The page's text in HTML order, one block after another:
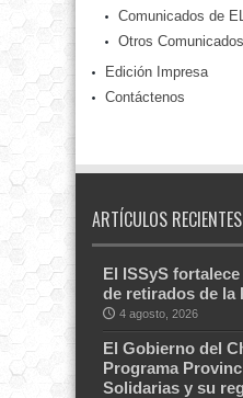
Comunicados de
Otros Comunicados
Edición Impresa
Contáctenos
ARTÍCULOS RECIENTES
El ISSyS
de retirados de la
4 agosto, 2026
El Gobierno del
Programa
Solidarias y su